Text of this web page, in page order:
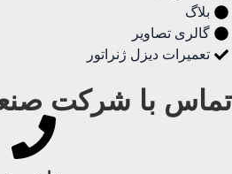
بلاگ
گالری تصاویر
تعمیرات دیزل ژنراتور
تماس با شرکت